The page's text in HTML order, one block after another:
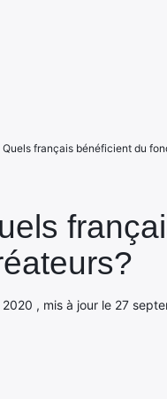
, mis à jour le 27
Quels français bénéficient du